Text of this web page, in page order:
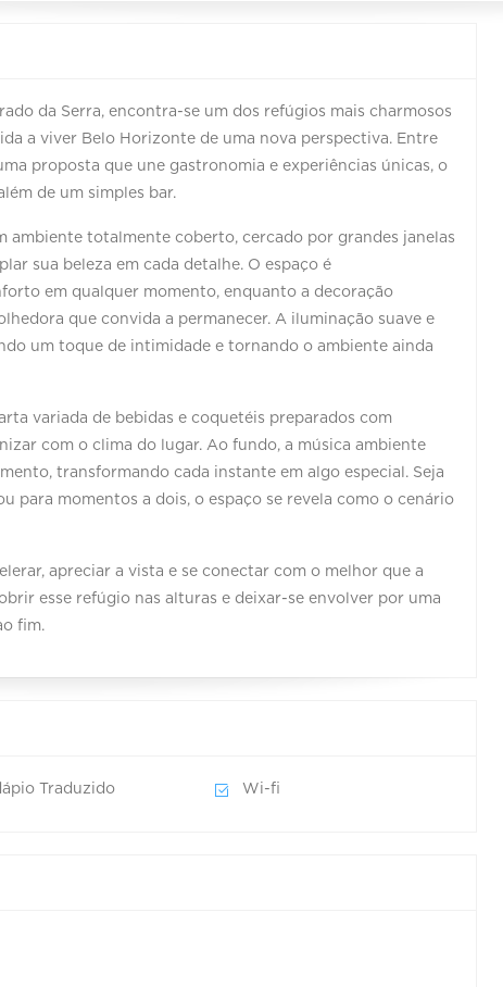
da Serra, encontra-se um dos refúgios mais charmosos
a viver Belo Horizonte de uma nova perspectiva. Entre
proposta que une gastronomia e experiências únicas, o
de um simples bar.
ambiente totalmente coberto, cercado por grandes janelas
sua beleza em cada detalhe. O espaço é
em qualquer momento, enquanto a decoração
que convida a permanecer. A iluminação suave e
um toque de intimidade e tornando o ambiente ainda
variada de bebidas e coquetéis preparados com
com o clima do lugar. Ao fundo, a música ambiente
transformando cada instante em algo especial. Seja
para momentos a dois, o espaço se revela como o cenário
apreciar a vista e se conectar com o melhor que a
esse refúgio nas alturas e deixar-se envolver por uma
fim.
Traduzido Wi-fi